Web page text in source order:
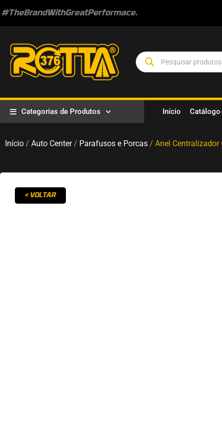
#TheBrandWithGreatPerformace.
Categorias de Produtos Início Catálogo
Início / Auto Center/ Parafusos e Porcas / Anel Centralizador
< VOLTAR